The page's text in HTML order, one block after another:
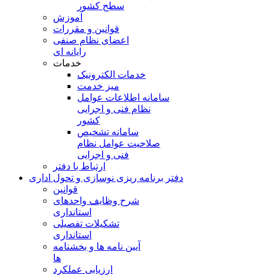
سطح کشور
آموزش
قوانین و مقررات
اعضای نظام صنفی
رایانه ای
خدمات
خدمات الکترونیک
میز خدمت
سامانه اطلاعات عوامل
نظام فنی و اجرایی
کشور
سامانه تشخیص
صلاحیت عوامل نظام
فنی و اجرایی
ارتباط با دفتر
دفتر برنامه ريزی نوسازی و تحول اداری
قوانین
شرح وظایف واحدهای
استانداری
تشکیلات تفصیلی
استانداری
آیین نامه ها و بخشنامه
ها
ارزیابی عملکرد